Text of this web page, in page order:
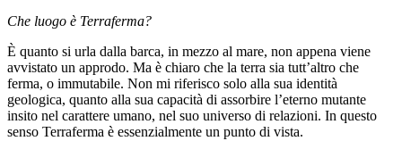
Che luogo è Terraferma?
È quanto si urla dalla barca, in mezzo al mare, non appena viene
avvistato un approdo. Ma è chiaro che la terra sia tutt’altro che
ferma, o immutabile. Non mi riferisco solo alla sua identità
geologica, quanto alla sua capacità di assorbire l’eterno mutante
insito nel carattere umano, nel suo universo di relazioni. In questo
senso Terraferma è essenzialmente un punto di vista.